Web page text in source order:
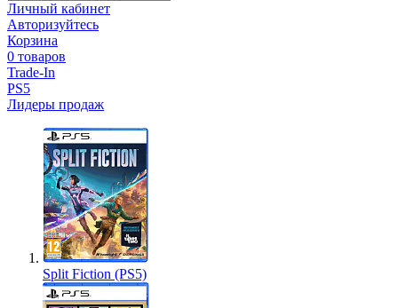
Личный кабинет
Авторизуйтесь
Корзина
0 товаров
Trade-In
PS5
Лидеры продаж
Split Fiction (PS5)